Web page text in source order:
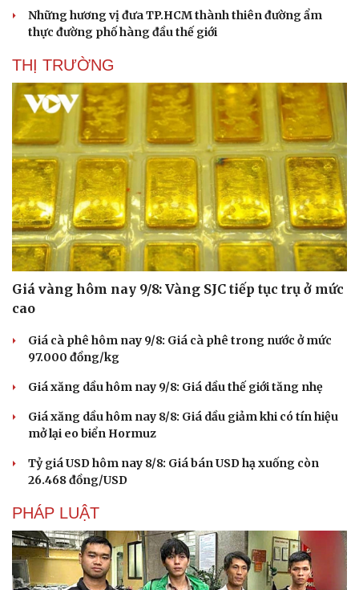
Dinh dưỡng - món ngon
Cây thuốc
Sản phụ khoa
Nhi khoa
Nam khoa
Làm đẹp - giảm cân
Phòng mạch online
Ăn sạch sống khỏe
Nhà đẹp
Blog
Tình yêu - Gia đình
Những hương vị đưa TP.HCM thành thiên đường ẩm
thực đường phố hàng đầu thế giới
THỊ TRƯỜNG
Giá vàng hôm nay 9/8: Vàng SJC tiếp tục trụ ở mức
cao
Giá cà phê hôm nay 9/8: Giá cà phê trong nước ở mức
97.000 đồng/kg
Giá xăng dầu hôm nay 9/8: Giá dầu thế giới tăng nhẹ
Giá xăng dầu hôm nay 8/8: Giá dầu giảm khi có tín hiệu
mở lại eo biển Hormuz
Tỷ giá USD hôm nay 8/8: Giá bán USD hạ xuống còn
26.468 đồng/USD
PHÁP LUẬT